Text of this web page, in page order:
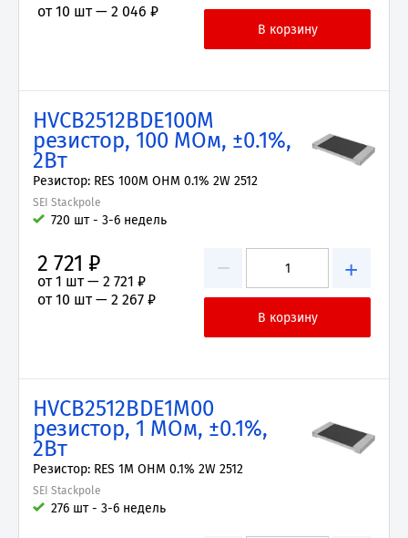
от 10 шт — 2 046 ₽
HVCB2512BDE100M
резистор, 100 МОм, ±0.1%,
2Вт
Резистор: RES 100M OHM 0.1% 2W 2512
SEI Stackpole
720 шт - 3-6 недель
− +
2 721 ₽
от 1 шт — 2 721 ₽
от 10 шт — 2 267 ₽
HVCB2512BDE1M00
резистор, 1 МОм, ±0.1%,
2Вт
Резистор: RES 1M OHM 0.1% 2W 2512
SEI Stackpole
276 шт - 3-6 недель